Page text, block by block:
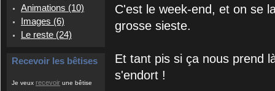
Animations (10)
Images (6)
Le reste (24)
Recevoir les bêtises
Je veux recevoir une bêtise
C'est le week-end, et on se
grosse sieste.
Et tant pis si ça nous prend
s'endort !